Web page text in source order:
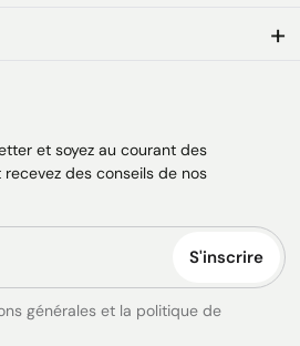
et soyez au courant des
des conseils de nos
S'inscrire
générales et la politique de